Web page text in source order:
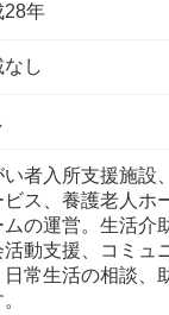
28年
し
い者入所支援施設
ビス、養護老人ホ
ムの運営。生活介
活動支援、コミュ
日常生活の相談、